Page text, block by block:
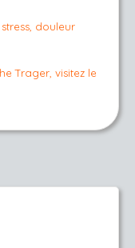
douleur
Trager, visitez le